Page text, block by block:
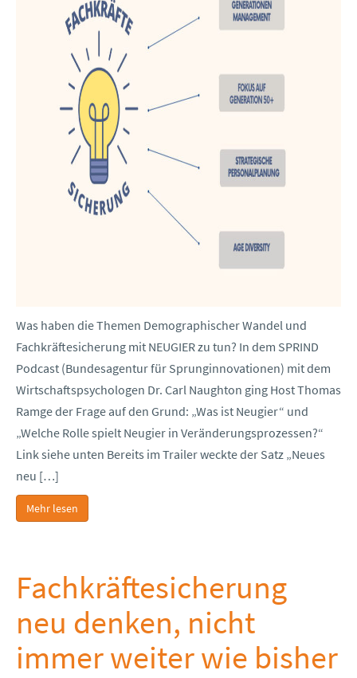
Was haben die Themen Demographischer Wandel und
Fachkräftesicherung mit NEUGIER zu tun? In dem SPRIND
Podcast (Bundesagentur für Sprunginnovationen) mit dem
Wirtschaftspsychologen Dr. Carl Naughton ging Host Thomas
Ramge der Frage auf den Grund: „Was ist Neugier“ und
„Welche Rolle spielt Neugier in Veränderungsprozessen?“
Link siehe unten Bereits im Trailer weckte der Satz „Neues
neu […]
Mehr lesen
Fachkräftesicherung
neu denken, nicht
immer weiter wie bisher